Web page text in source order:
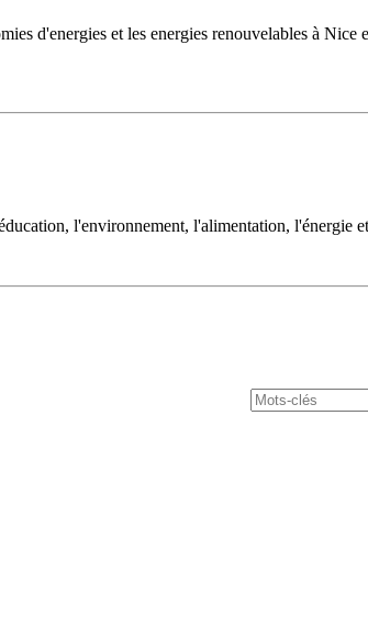
d'energies et les energies renouvelables à
l'environnement, l'alimentation, l'énergie